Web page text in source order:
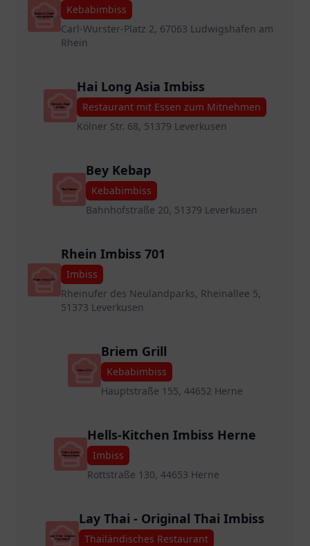
Kebabimbiss
Carl-Wurster-Platz 2, 67063 Ludwigshafen am
Rhein
Hai Long Asia Imbiss
Restaurant mit Essen zum Mitnehmen
Kölner Str. 68, 51379 Leverkusen
Bey Kebap
Kebabimbiss
Bahnhofstraße 20, 51379 Leverkusen
Rhein Imbiss 701
Imbiss
Rheinufer des Neulandparks, Rheinallee 5,
51373 Leverkusen
Briem Grill
Kebabimbiss
Hauptstraße 155, 44652 Herne
Hells-Kitchen Imbiss Herne
Imbiss
Rottstraße 130, 44653 Herne
Lay Thai - Original Thai Imbiss
Thailändisches Restaurant